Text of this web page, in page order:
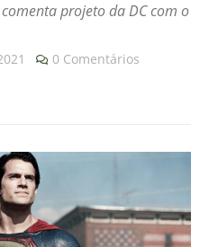
projeto da DC com o
0 Comentários